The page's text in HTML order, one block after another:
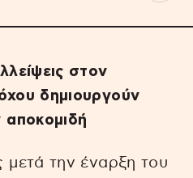
στον
δημιουργούν
αποκομιδή
μετά την έναρξη του